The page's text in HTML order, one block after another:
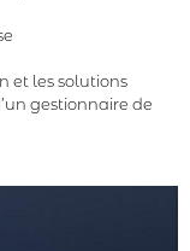
et les solutions
gestionnaire de